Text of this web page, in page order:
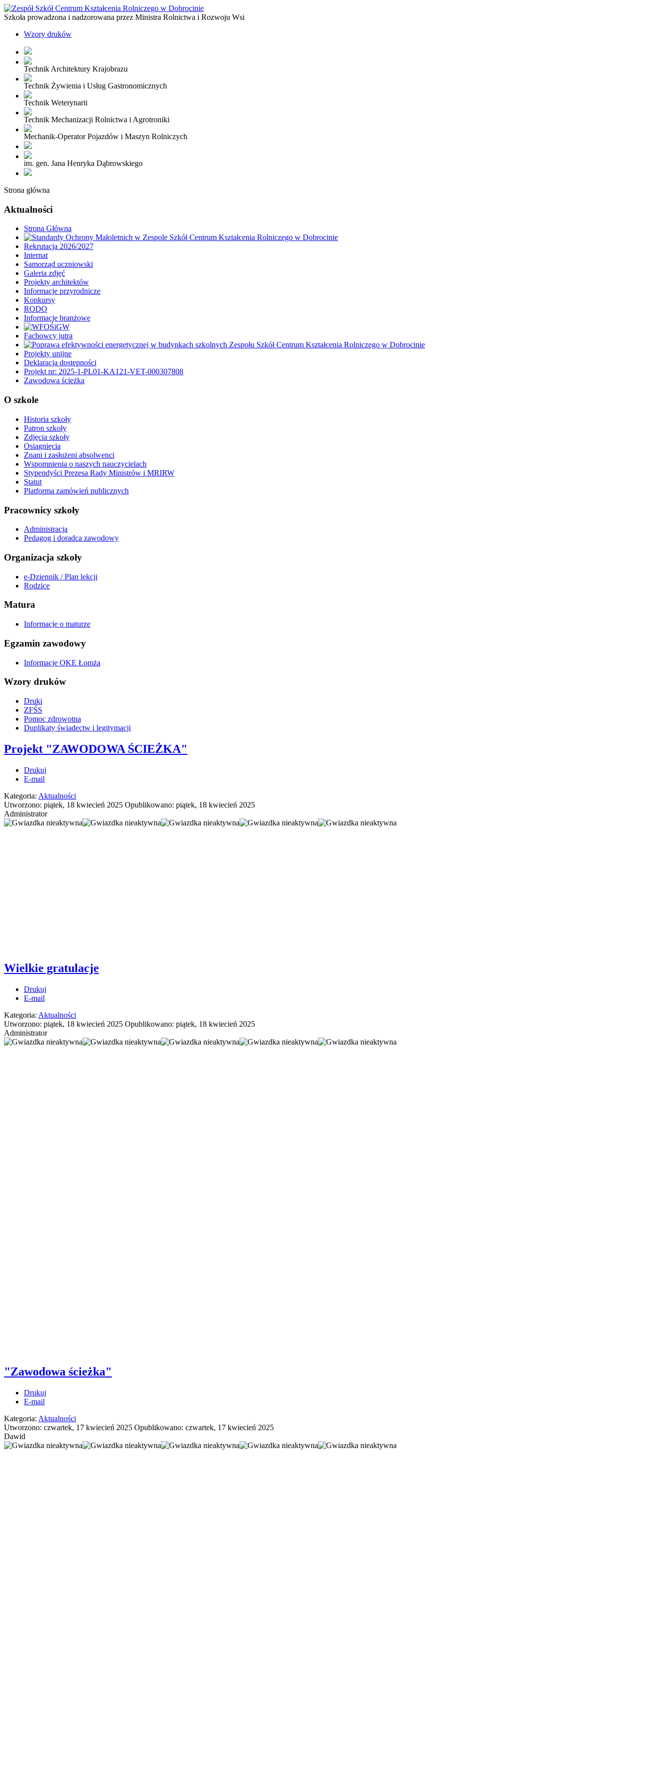
Szkoła prowadzona i nadzorowana przez Ministra Rolnictwa i Rozwoju Wsi
Wzory druków
Technik Architektury Krajobrazu
Technik Żywienia i Usług Gastronomicznych
Technik Weterynarii
Technik Mechanizacji Rolnictwa i Agrotroniki
Mechanik-Operator Pojazdów i Maszyn Rolniczych
im. gen. Jana Henryka Dąbrowskiego
Strona główna
Aktualności
Strona Główna
Rekrutacja 2026/2027
Internat
Samorząd uczniowski
Galeria zdjęć
Projekty architektów
Informacje przyrodnicze
Konkursy
RODO
Informacje branżowe
Fachowcy jutra
Projekty unijne
Deklaracja dostępności
Projekt nr: 2025-1-PL01-KA121-VET-000307808
Zawodowa ścieżka
O szkole
Historia szkoły
Patron szkoły
Zdjęcia szkoły
Osiągnięcia
Znani i zasłużeni absolwenci
Wspomnienia o naszych nauczycielach
Stypendyści Prezesa Rady Ministrów i MRIRW
Statut
Platforma zamówień publicznych
Pracownicy szkoły
Administracja
Pedagog i doradca zawodowy
Organizacja szkoły
e-Dziennik / Plan lekcji
Rodzice
Matura
Informacje o maturze
Egzamin zawodowy
Informacje OKE Łomża
Wzory druków
Druki
ZFŚS
Pomoc zdrowotna
Duplikaty świadectw i legitymacji
Projekt "ZAWODOWA ŚCIEŻKA"
Drukuj
E-mail
Kategoria: Aktualności
Utworzono: piątek, 18 kwiecień 2025 Opublikowano: piątek, 18 kwiecień 2025
Administrator
Wielkie gratulacje
Drukuj
E-mail
Kategoria: Aktualności
Utworzono: piątek, 18 kwiecień 2025 Opublikowano: piątek, 18 kwiecień 2025
Administrator
"Zawodowa ścieżka"
Drukuj
E-mail
Kategoria: Aktualności
Utworzono: czwartek, 17 kwiecień 2025 Opublikowano: czwartek, 17 kwiecień 2025
Dawid